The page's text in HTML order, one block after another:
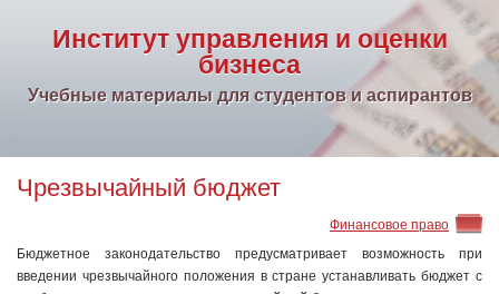
Институт управления и оценки
бизнеса
Учебные материалы для студентов и аспирантов
Чрезвычайный бюджет
Финансовое право
Бюджетное законодательство предусматривает возможность при
введении чрезвычайного положения в стране устанавливать бюджет с